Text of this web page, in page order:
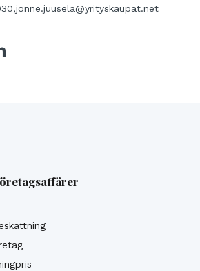
jonne.juusela@yrityskaupat.net